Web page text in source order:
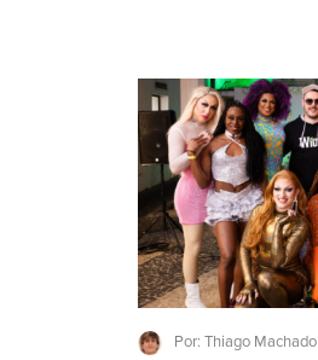
Por: Thiago Machado